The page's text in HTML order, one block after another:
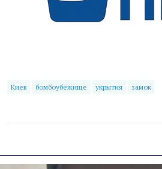
Киев бомбоубежище укрытия замок